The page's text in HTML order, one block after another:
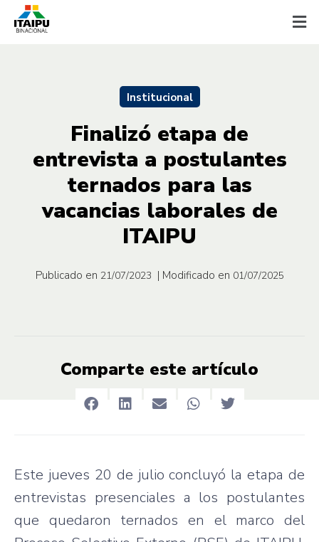
Institucional
Finalizó etapa de
entrevista a postulantes
ternados para las
vacancias laborales de
ITAIPU
Publicado en 21/07/2023 | Modificado en 01/07/2025
Comparte este artículo
Este jueves 20 de julio concluyó la etapa de
entrevistas presenciales a los postulantes
que quedaron ternados en el marco del